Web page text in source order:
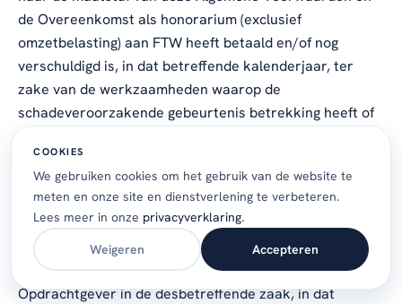
de Overeenkomst als honorarium (exclusief
omzetbelasting) aan FTW heeft betaald en/of nog
verschuldigd is, in dat betreffende kalenderjaar, ter
zake van de werkzaamheden waarop de
schadeveroorzakende gebeurtenis betrekking heeft of
waarmede deze verband houdt, met een maximum van
honderdduizend euro (EUR 100.000,-).
8.5.Indien om welke reden dan ook geen uitkering van
de beroepsaansprakelijkheidsverzekering van FTW
mocht plaatsvinden, is iedere aansprakelijkheid
beperkt tot driemaal het door FTW aan de
Opdrachtgever in de desbetreffende zaak, in dat
COOKIES
We gebruiken cookies om het gebruik van de website te
meten en onze site en dienstverlening te verbeteren.
Lees meer in onze privacyverklaring.
Weigeren
Accepteren